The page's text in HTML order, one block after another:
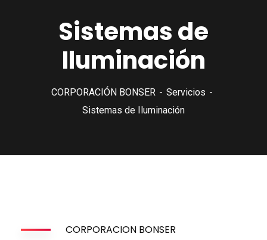
Sistemas de
Iluminación
CORPORACIÓN BONSER
Servicios
Sistemas de Iluminación
CORPORACION BONSER